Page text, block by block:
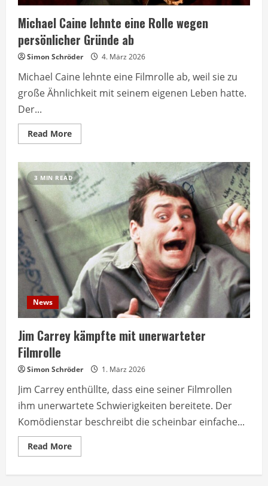
Michael Caine lehnte eine Rolle wegen
persönlicher Gründe ab
Simon Schröder 4. März 2026
Michael Caine lehnte eine Filmrolle ab, weil sie zu
große Ähnlichkeit mit seinem eigenen Leben hatte.
Der...
Read MoreRead
more
Caine
lehnte
eine
Rolle
wegen
persönlicher
Gründe
ab
3 MIN READ
News
Jim Carrey kämpfte mit unerwarteter
Filmrolle
Simon Schröder 1. März 2026
Jim Carrey enthüllte, dass eine seiner Filmrollen
ihm unerwartete Schwierigkeiten bereitete. Der
Komödienstar beschreibt die scheinbar einfache...
Read MoreRead
more